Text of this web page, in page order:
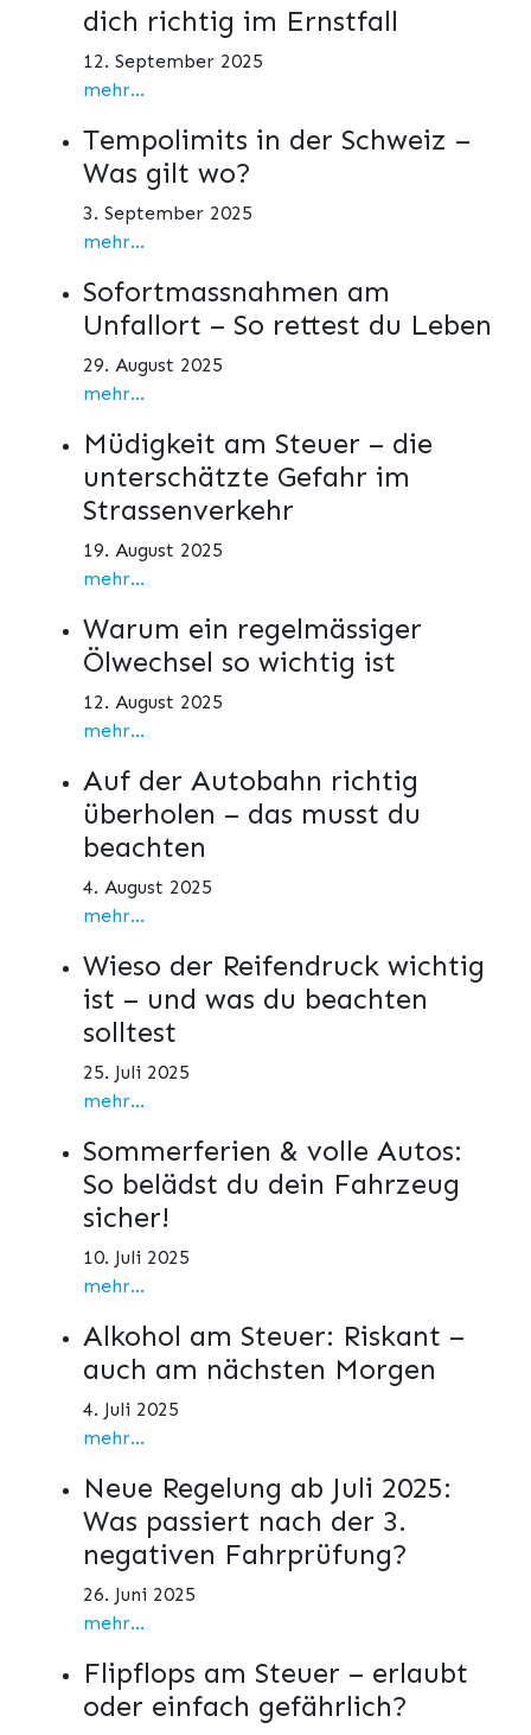
dich richtig im Ernstfall
12. September 2025
mehr...
Tempolimits in der Schweiz –
Was gilt wo?
3. September 2025
mehr...
Sofortmassnahmen am
Unfallort – So rettest du Leben
29. August 2025
mehr...
Müdigkeit am Steuer – die
unterschätzte Gefahr im
Strassenverkehr
19. August 2025
mehr...
Warum ein regelmässiger
Ölwechsel so wichtig ist
12. August 2025
mehr...
Auf der Autobahn richtig
überholen – das musst du
beachten
4. August 2025
mehr...
Wieso der Reifendruck wichtig
ist – und was du beachten
solltest
25. Juli 2025
mehr...
Sommerferien & volle Autos:
So belädst du dein Fahrzeug
sicher!
10. Juli 2025
mehr...
Alkohol am Steuer: Riskant –
auch am nächsten Morgen
4. Juli 2025
mehr...
Neue Regelung ab Juli 2025:
Was passiert nach der 3.
negativen Fahrprüfung?
26. Juni 2025
mehr...
Flipflops am Steuer – erlaubt
oder einfach gefährlich?